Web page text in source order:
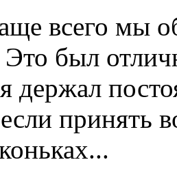
всего мы
Это был
держал
принять